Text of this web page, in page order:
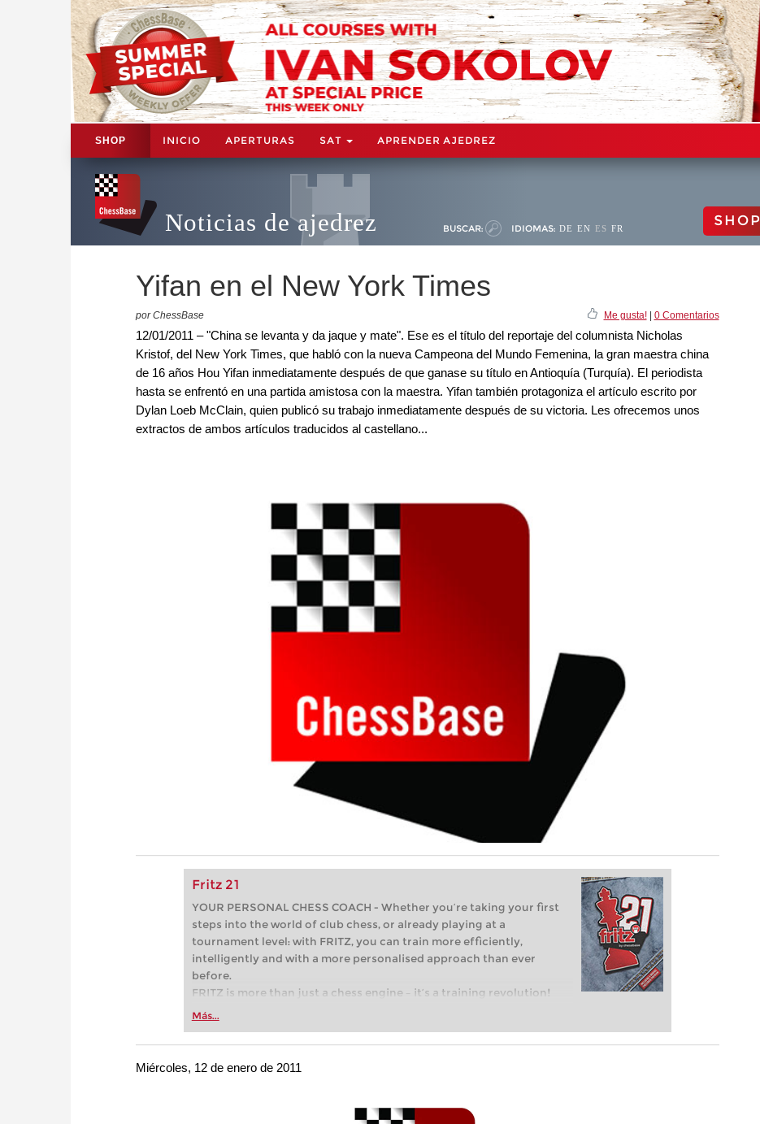
SHOP INICIO APERTURAS SAT APRENDER AJEDREZ
Noticias de ajedrez BUSCAR: IDIOMAS: DE EN ES FR SHOP
Yifan en el New York Times
por ChessBase Me gusta!| 0 Comentarios
12/01/2011 – "China se levanta y da jaque y mate". Ese es el título del reportaje del columnista Nicholas
Kristof, del New York Times, que habló con la nueva Campeona del Mundo Femenina, la gran maestra china
de 16 años Hou Yifan inmediatamente después de que ganase su título en Antioquía (Turquía). El periodista
hasta se enfrentó en una partida amistosa con la maestra. Yifan también protagoniza el artículo escrito por
Dylan Loeb McClain, quien publicó su trabajo inmediatamente después de su victoria. Les ofrecemos unos
extractos de ambos artículos traducidos al castellano...
Fritz 21
YOUR PERSONAL CHESS COACH - Whether you’re taking your first
steps into the world of club chess, or already playing at a
tournament level: with FRITZ, you can train more efficiently,
intelligently and with a more personalised approach than ever
before.
FRITZ is more than just a chess engine – it’s a training revolution!
Whether you’re taking your first steps into the world of club chess,
more efficiently, intelligently and with a more personalised
approach than ever before.
Más...
Miércoles, 12 de enero de 2011